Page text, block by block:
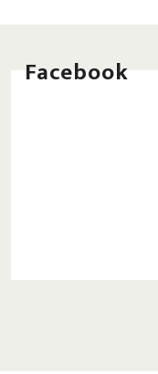
Facebook